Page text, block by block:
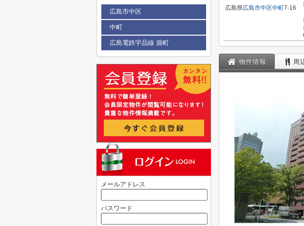
広島県広島市中区中町7-16
物件情報 周
広島市中区
中町
広島電鉄宇品線 袋町
メールアドレス
パスワード